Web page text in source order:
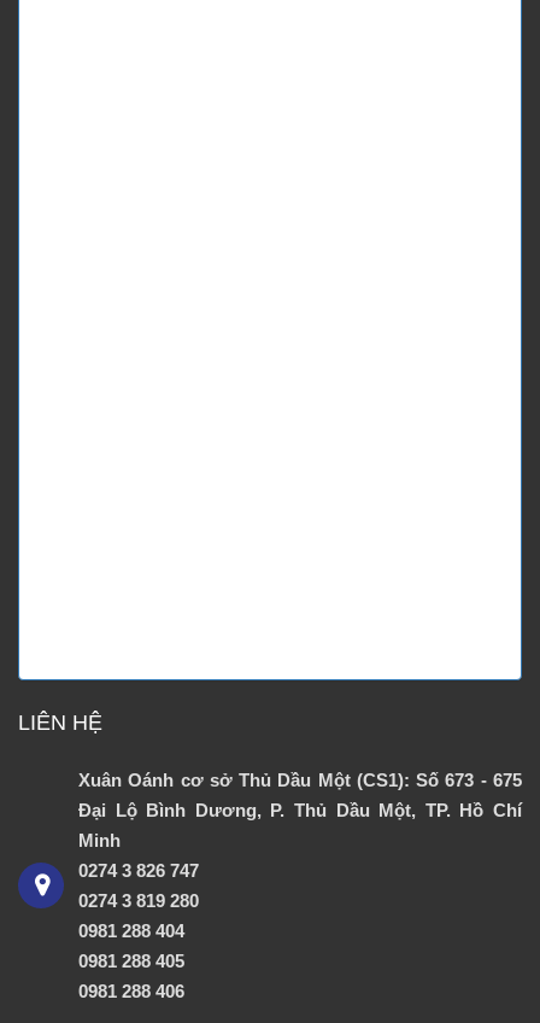
LIÊN HỆ
Xuân Oánh cơ sở Thủ Dầu Một (CS1): Số 673 - 675
Đại Lộ Bình Dương, P. Thủ Dầu Một, TP. Hồ Chí
Minh
0274 3 826 747
0274 3 819 280
0981 288 404
0981 288 405
0981 288 406